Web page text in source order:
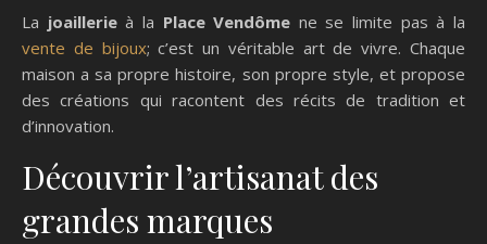
La joaillerieà la Place Vendôme ne se limite pas à la
vente de bijoux; c’est un véritable art de vivre. Chaque
maison a sa propre histoire, son propre style, et propose
des créations qui racontent des récits de tradition et
d’innovation.
Découvrir l’artisanat des
grandes marques